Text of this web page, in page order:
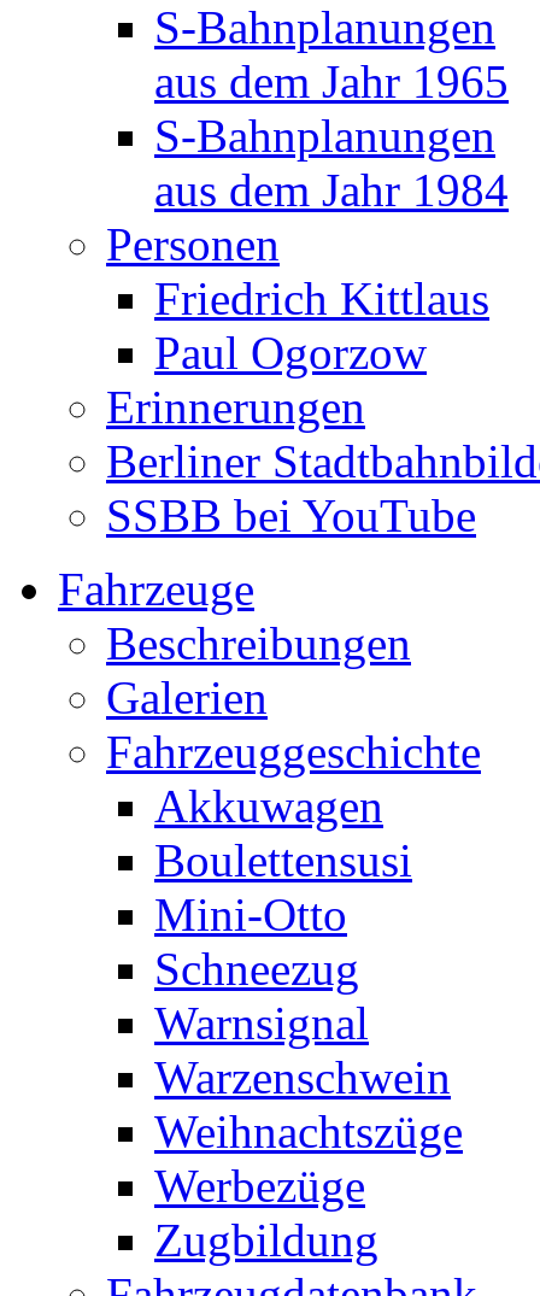
S-Bahnplanungen
aus dem Jahr 1965
S-Bahnplanungen
aus dem Jahr 1984
Personen
Friedrich Kittlaus
Paul Ogorzow
Erinnerungen
Berliner
SSBB bei YouTube
Fahrzeuge
Beschreibungen
Galerien
Fahrzeuggeschichte
Akkuwagen
Boulettensusi
Mini-Otto
Schneezug
Warnsignal
Warzenschwein
Weihnachtszüge
Werbezüge
Zugbildung